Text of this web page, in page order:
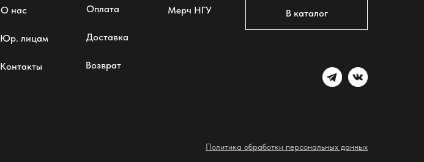
В каталог
О нас
Юр. лицам
Оплата
Доставка
Возврат
Контакты
Мерч НГУ
Политика обработки персональных данных